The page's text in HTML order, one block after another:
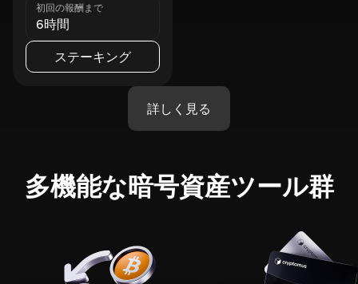
初回の報酬まで
6時間
ステーキング
詳しく見る
多機能な暗号資産ツール群